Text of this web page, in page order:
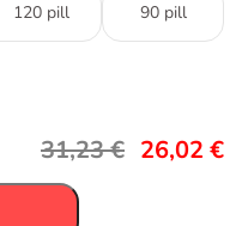
120 pill 90 pill
31,23€ 26,02 €